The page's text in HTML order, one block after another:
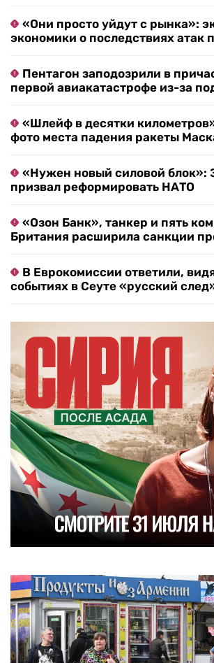
«Они просто уйдут с рынка»:
экономики о последствиях атак
Пентагон заподозрили в
первой авиакатастрофе из-за
«Шлейф в десятки
фото места падения ракеты
«Нужен новый силовой блок»:
призвал реформировать НАТО
«Озон Банк», танкер и пять
Британия расширила санкции
В Еврокомиссии ответили,
событиях в Сеуте «русский